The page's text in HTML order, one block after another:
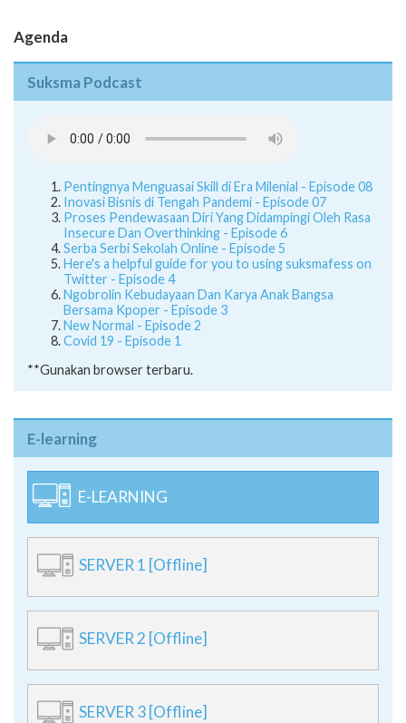
Agenda
Suksma Podcast
Pentingnya Menguasai Skill di Era Milenial - Episode 08
Inovasi Bisnis di Tengah Pandemi - Episode 07
Proses Pendewasaan Diri Yang Didampingi Oleh Rasa
Insecure Dan Overthinking - Episode 6
Serba Serbi Sekolah Online - Episode 5
Here's a helpful guide for you to using suksmafess on
Twitter - Episode 4
Ngobrolin Kebudayaan Dan Karya Anak Bangsa
Bersama Kpoper - Episode 3
New Normal - Episode 2
Covid 19 - Episode 1
**Gunakan browser terbaru.
E-learning
E-LEARNING
SERVER 1 [Offline]
SERVER 2 [Offline]
SERVER 3 [Offline]